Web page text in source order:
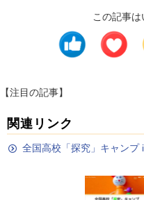
この記事は
【注目の記事】
関連リンク
全国高校「探究」キャンプ